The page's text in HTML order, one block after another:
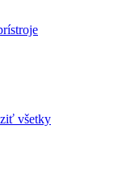
všetky